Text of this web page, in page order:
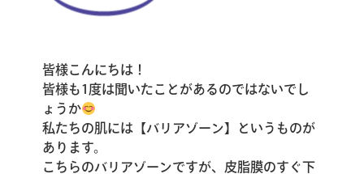
皆様こんにちは！
皆様も1度は聞いたことがあるのではないでし
ょうか
私たちの肌には【バリアゾーン】というものが
あります。
こちらのバリアゾーンですが、皮脂膜のすぐ下